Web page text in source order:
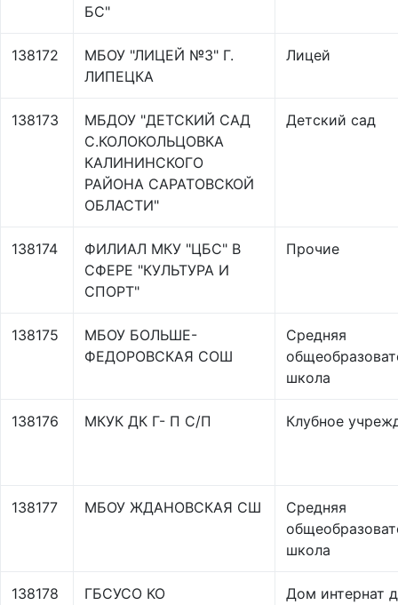
БС"
138172
МБОУ "ЛИЦЕЙ №3" Г.
ЛИПЕЦКА
Лицей
138173
МБДОУ "ДЕТСКИЙ САД
С.КОЛОКОЛЬЦОВКА
КАЛИНИНСКОГО
РАЙОНА САРАТОВСКОЙ
ОБЛАСТИ"
Детский сад
138174
ФИЛИАЛ МКУ "ЦБС" В
СФЕРЕ "КУЛЬТУРА И
СПОРТ"
Прочие
138175
МБОУ БОЛЬШЕ-
ФЕДОРОВСКАЯ СОШ
Средняя
школа
138176 МКУК ДК Г- П С/П Клубное
138177 МБОУ ЖДАНОВСКАЯ СШ
Средняя
школа
138178
ГБСУСО КО
Дом интернат